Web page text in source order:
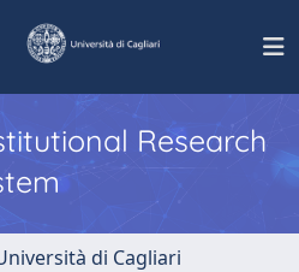
Research
di Cagliari